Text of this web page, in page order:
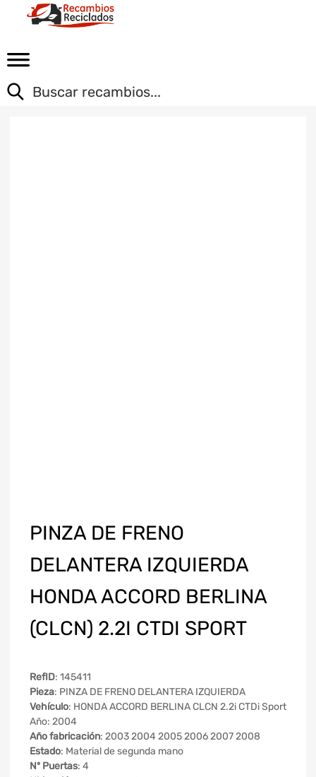
PINZA DE FRENO
DELANTERA IZQUIERDA
HONDA ACCORD BERLINA
(CLCN) 2.2I CTDI SPORT
RefID: 145411
Pieza: PINZA DE FRENO DELANTERA IZQUIERDA
Vehículo: HONDA ACCORD BERLINA CLCN 2.2i CTDi Sport
Año: 2004
Año fabricación: 2003 2004 2005 2006 2007 2008
Estado: Material de segunda mano
Nº Puertas: 4